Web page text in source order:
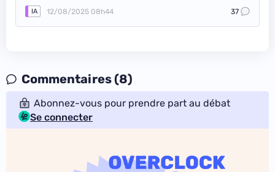
IA 12/08/2025 08h44 37
Commentaires (8)
Abonnez-vous pour prendre part au débat
Se connecter